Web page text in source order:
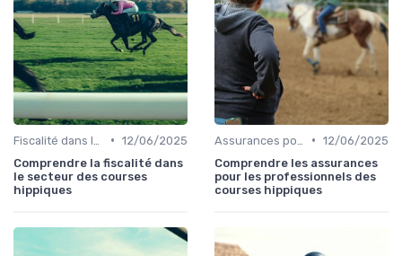
• 12/06/2025
Comprendre la fiscalité dans
le secteur des courses
hippiques
• 12/06/2025
Comprendre les assurances
pour les professionnels des
courses hippiques